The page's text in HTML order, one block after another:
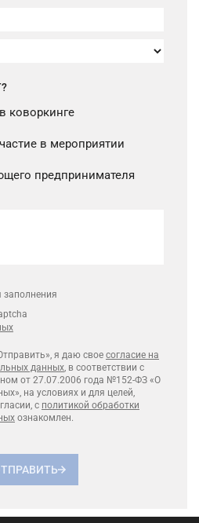
коворкинге
в мероприятии
предпринимателя
заполнения
я даю свое согласие на
данных, в соответствии с
от 27.07.2006 года №152-ФЗ «О
на условиях и для целей,
с политикой обработки
ознакомлен.